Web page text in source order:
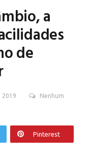
a
de
2019 Nenhum
Pinterest